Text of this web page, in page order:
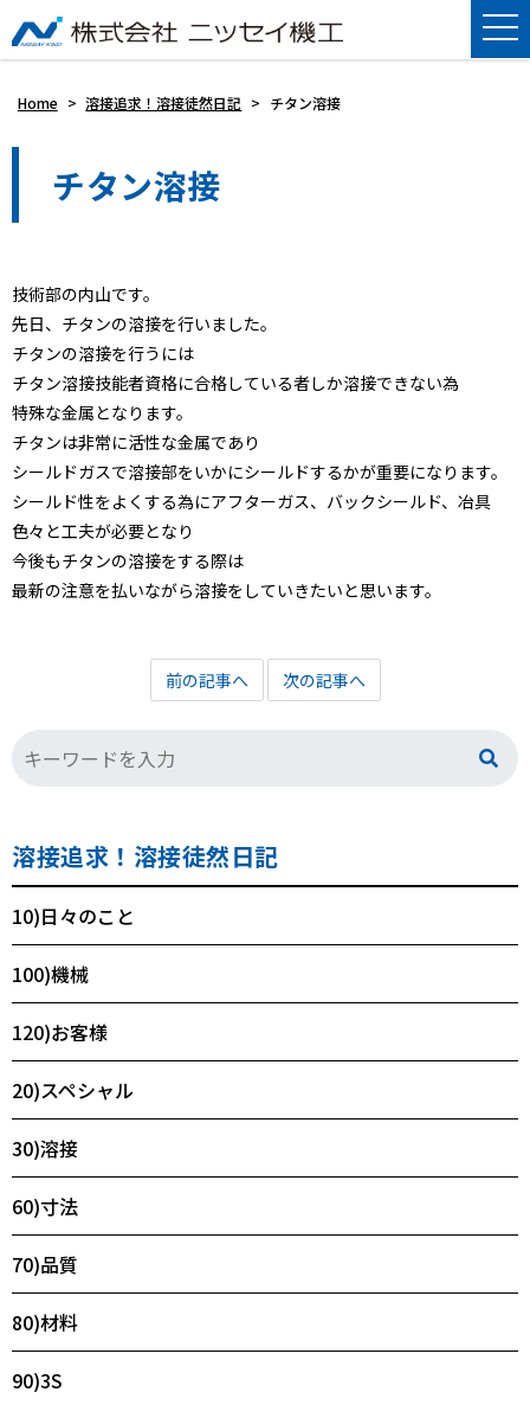
Home > 溶接追求！溶接徒然日記 > チタン溶接
チタン溶接
技術部の内山です。
先日、チタンの溶接を行いました。
チタンの溶接を行うには
チタン溶接技能者資格に合格している者しか溶接できない為
特殊な金属となります。
チタンは非常に活性な金属であり
シールドガスで溶接部をいかにシールドするかが重要になります。
シールド性をよくする為にアフターガス、バックシールド、冶具
色々と工夫が必要となり
今後もチタンの溶接をする際は
最新の注意を払いながら溶接をしていきたいと思います。
前の記事へ 次の記事へ
溶接追求！溶接徒然日記
10)日々のこと
100)機械
120)お客様
20)スペシャル
30)溶接
60)寸法
70)品質
80)材料
90)3S